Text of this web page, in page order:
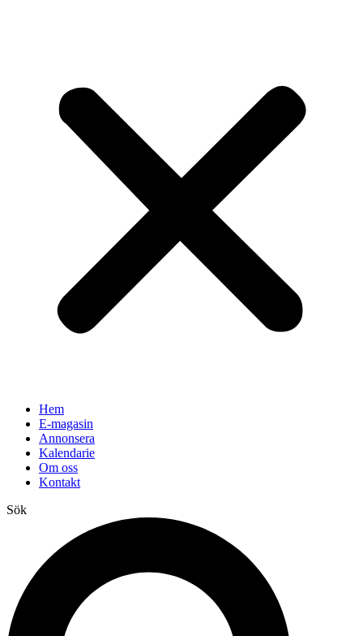
Hem
E-magasin
Annonsera
Kalendarie
Om oss
Kontakt
Sök